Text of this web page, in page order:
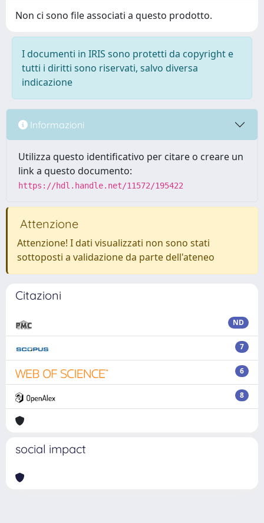
Non ci sono file associati a questo prodotto.
I documenti in IRIS sono protetti da copyright e
tutti i diritti sono riservati, salvo diversa
indicazione
Informazioni
Utilizza questo identificativo per citare o creare un
link a questo documento:
https://hdl.handle.net/11572/195422
Attenzione
Attenzione! I dati visualizzati non sono stati
sottoposti a validazione da parte dell'ateneo
Citazioni
ND
7
6
8
social impact